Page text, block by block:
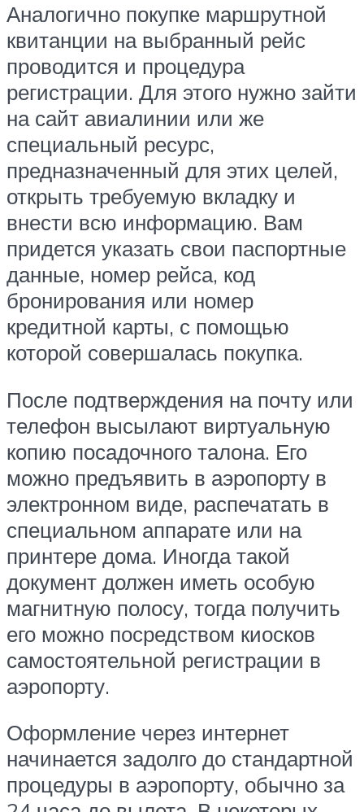
Аналогично покупке маршрутной
квитанции на выбранный рейс
проводится и процедура
регистрации. Для этого нужно зайти
на сайт авиалинии или же
специальный ресурс,
предназначенный для этих целей,
открыть требуемую вкладку и
внести всю информацию. Вам
придется указать свои паспортные
данные, номер рейса, код
бронирования или номер
кредитной карты, с помощью
которой совершалась покупка.
После подтверждения на почту или
телефон высылают виртуальную
копию посадочного талона. Его
можно предъявить в аэропорту в
электронном виде, распечатать в
специальном аппарате или на
принтере дома. Иногда такой
документ должен иметь особую
магнитную полосу, тогда получить
его можно посредством киосков
самостоятельной регистрации в
аэропорту.
Оформление через интернет
начинается задолго до стандартной
процедуры в аэропорту, обычно за